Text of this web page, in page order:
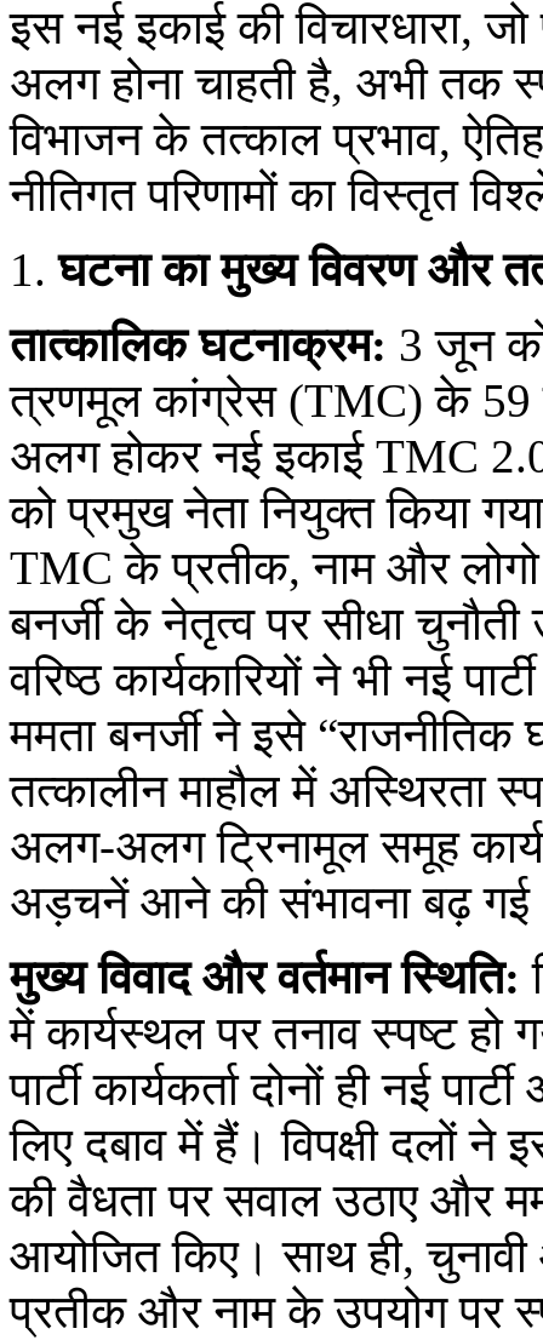
इस नई इकाई की विचारधारा,
अलग होना चाहती है, अभी तक
विभाजन के तत्काल प्रभाव,
नीतिगत परिणामों का विस्तृत
घटना का मुख्य विवरण और
तात्कालिक घटनाक्रम: 3 जून
त्रणमूल कांग्रेस (TMC) के 59
अलग होकर नई इकाई TMC
को प्रमुख नेता नियुक्त किया
TMC के प्रतीक, नाम और
बनर्जी के नेतृत्व पर सीधा
वरिष्ठ कार्यकारियों ने भी नई
ममता बनर्जी ने इसे
तत्कालीन माहौल में अस्थिरता
अलग‑अलग ट्रिनामूल समूह कार्य
अड़चनें आने की संभावना बढ़
मुख्य विवाद और वर्तमान स्थिति:
में कार्यस्थल पर तनाव स्पष्ट हो
पार्टी कार्यकर्ता दोनों ही नई
लिए दबाव में हैं। विपक्षी दलों ने
की वैधता पर सवाल उठाए और
आयोजित किए। साथ ही,
प्रतीक और नाम के उपयोग पर